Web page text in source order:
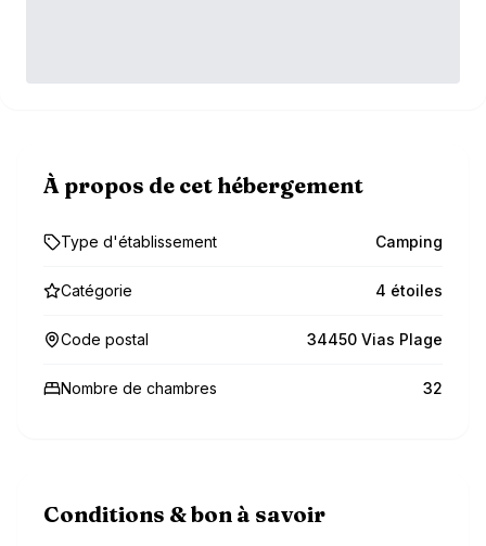
À propos de cet hébergement
Type d'établissement Camping
Catégorie 4 étoiles
Code postal 34450 Vias Plage
Nombre de chambres 32
Conditions & bon à savoir